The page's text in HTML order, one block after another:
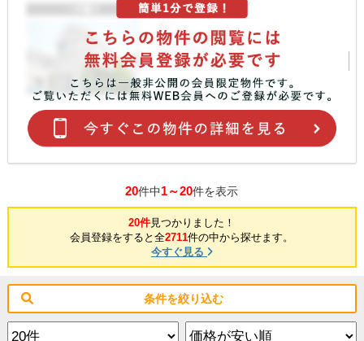
20件中1～20件を表示
20件見つかりました！
会員登録をすると全2711件の中から探せます。
今すぐ見る
条件を絞り込む